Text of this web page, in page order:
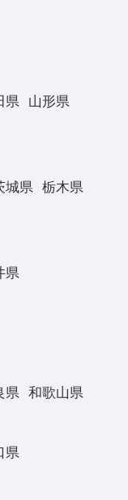
県
山形県
城県
栃木県
県
県 和歌山県
県